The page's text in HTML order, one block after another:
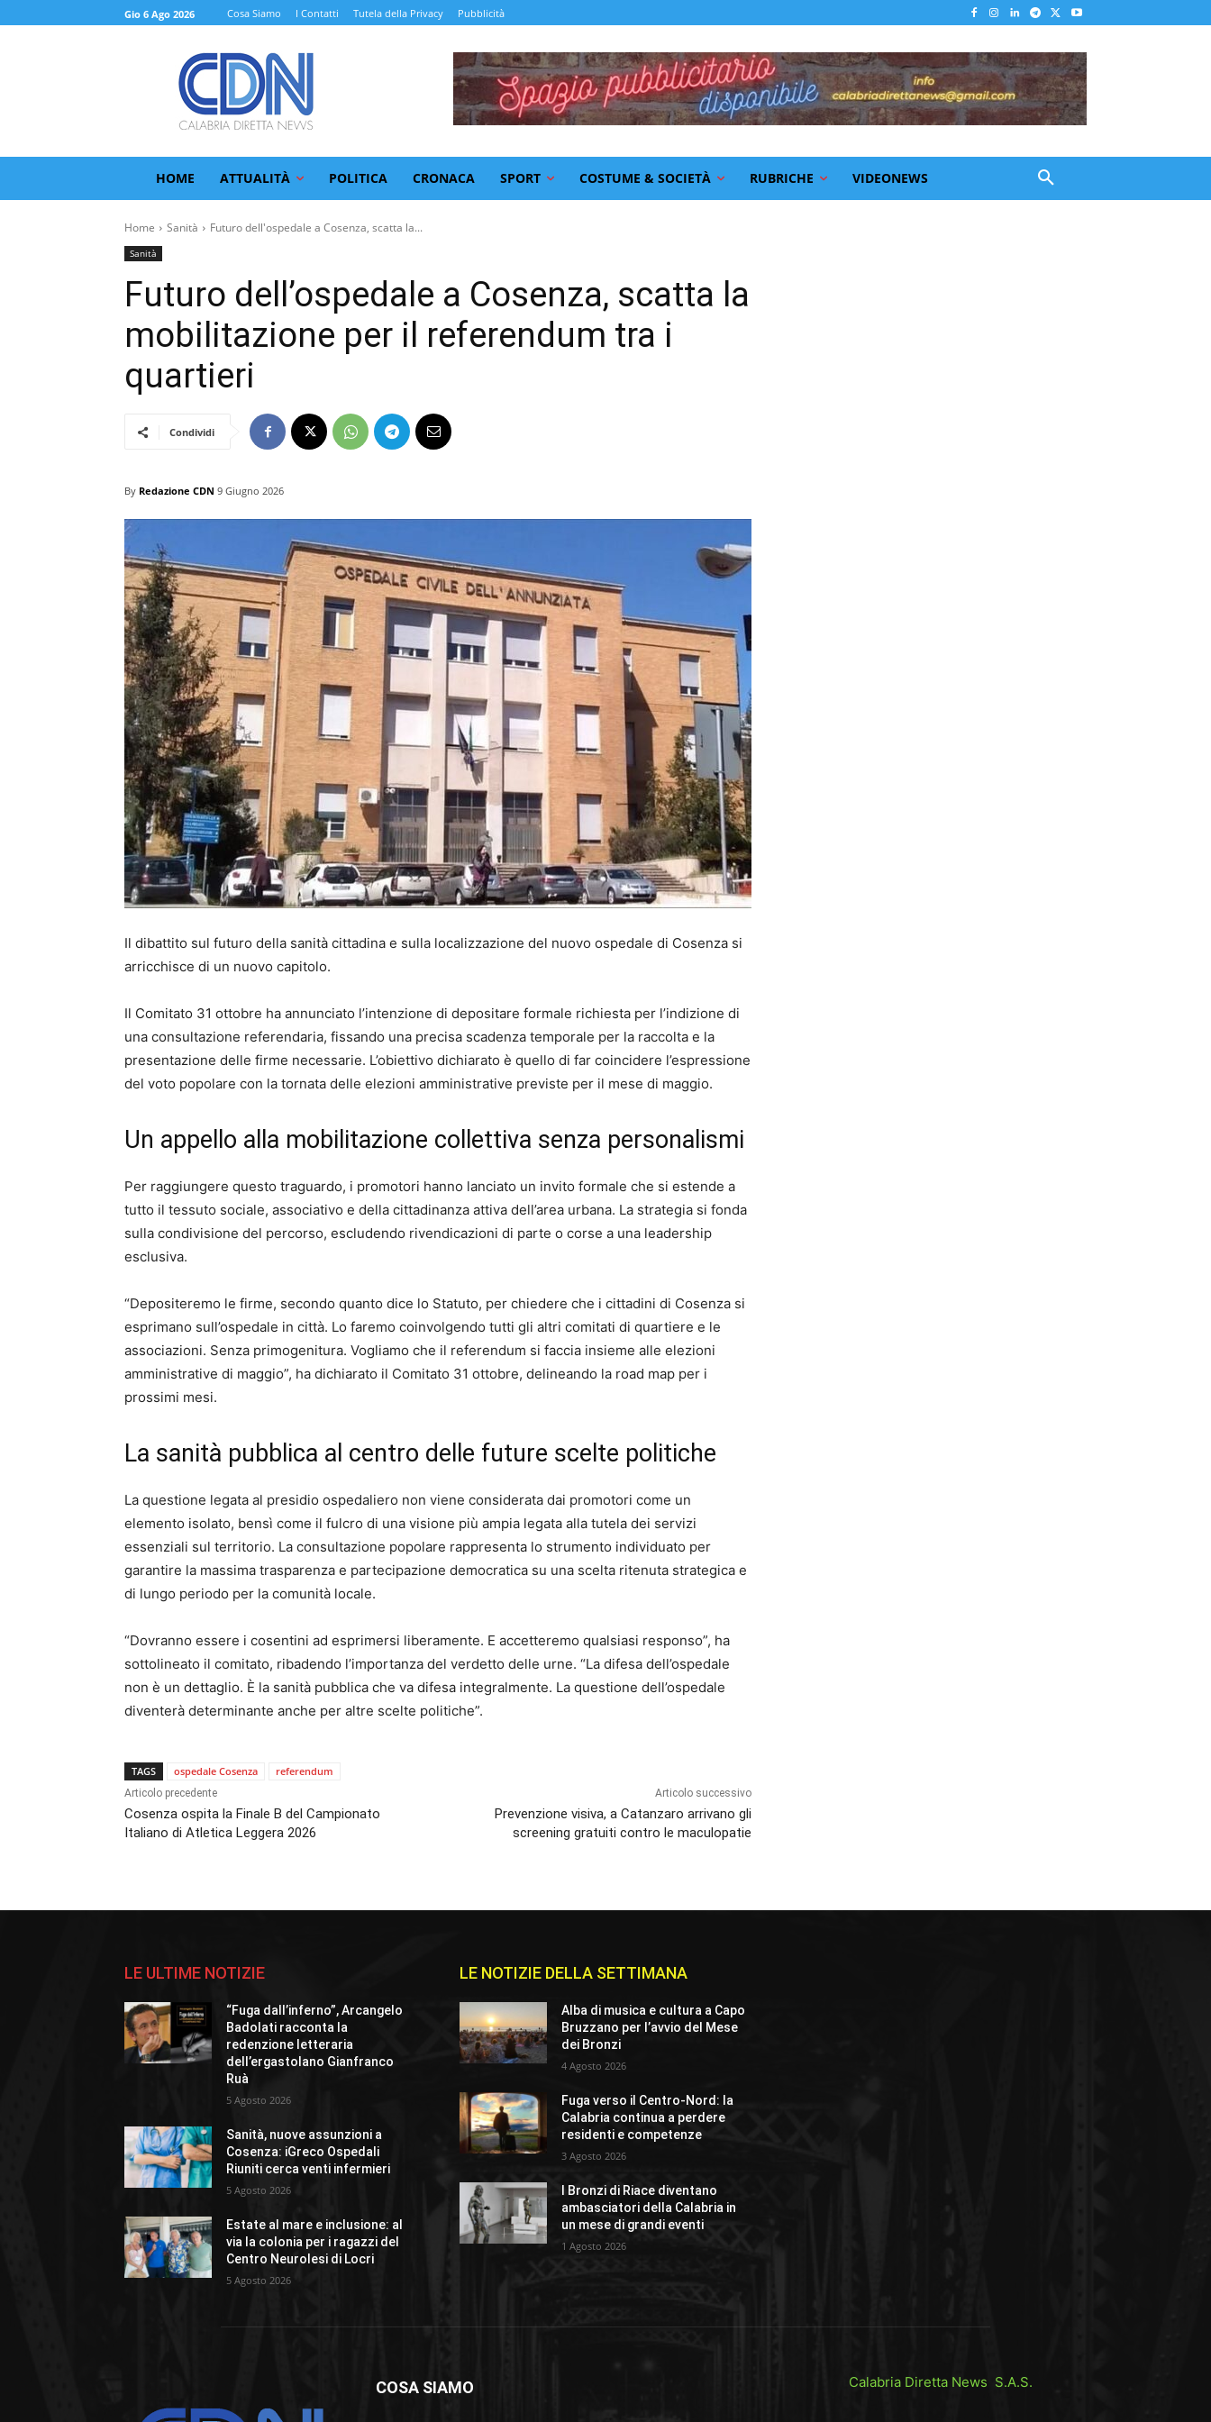
Gio 6 Ago 2026 Cosa Siamo I Contatti Tutela della Privacy Pubblicità
HOME ATTUALITÀ POLITICA CRONACA SPORT COSTUME & SOCIETÀ RUBRICHE VIDEONEWS
Home Sanità Futuro dell'ospedale a Cosenza, scatta la...
Sanità
Futuro dell’ospedale a Cosenza, scatta la
mobilitazione per il referendum tra i
quartieri
Condividi
By Redazione CDN 9 Giugno 2026
Il dibattito sul futuro della sanità cittadina e sulla localizzazione del nuovo ospedale di Cosenza si
arricchisce di un nuovo capitolo.
Il Comitato 31 ottobre ha annunciato l’intenzione di depositare formale richiesta per l’indizione di
una consultazione referendaria, fissando una precisa scadenza temporale per la raccolta e la
presentazione delle firme necessarie. L’obiettivo dichiarato è quello di far coincidere l’espressione
del voto popolare con la tornata delle elezioni amministrative previste per il mese di maggio.
Un appello alla mobilitazione collettiva senza personalismi
Per raggiungere questo traguardo, i promotori hanno lanciato un invito formale che si estende a
tutto il tessuto sociale, associativo e della cittadinanza attiva dell’area urbana. La strategia si fonda
sulla condivisione del percorso, escludendo rivendicazioni di parte o corse a una leadership
esclusiva.
“Depositeremo le firme, secondo quanto dice lo Statuto, per chiedere che i cittadini di Cosenza si
esprimano sull’ospedale in città. Lo faremo coinvolgendo tutti gli altri comitati di quartiere e le
associazioni. Senza primogenitura. Vogliamo che il referendum si faccia insieme alle elezioni
amministrative di maggio”, ha dichiarato il Comitato 31 ottobre, delineando la road map per i
prossimi mesi.
La sanità pubblica al centro delle future scelte politiche
La questione legata al presidio ospedaliero non viene considerata dai promotori come un
elemento isolato, bensì come il fulcro di una visione più ampia legata alla tutela dei servizi
essenziali sul territorio. La consultazione popolare rappresenta lo strumento individuato per
garantire la massima trasparenza e partecipazione democratica su una scelta ritenuta strategica e
di lungo periodo per la comunità locale.
“Dovranno essere i cosentini ad esprimersi liberamente. E accetteremo qualsiasi responso”, ha
sottolineato il comitato, ribadendo l’importanza del verdetto delle urne. “La difesa dell’ospedale
non è un dettaglio. È la sanità pubblica che va difesa integralmente. La questione dell’ospedale
diventerà determinante anche per altre scelte politiche”.
TAGS ospedale Cosenza referendum
Articolo precedente
Cosenza ospita la Finale B del Campionato
Italiano di Atletica Leggera 2026
Articolo successivo
Prevenzione visiva, a Catanzaro arrivano gli
screening gratuiti contro le maculopatie
LE ULTIME NOTIZIE
“Fuga dall’inferno”, Arcangelo
Badolati racconta la
redenzione letteraria
dell’ergastolano Gianfranco
Ruà
5 Agosto 2026
Sanità, nuove assunzioni a
Cosenza: iGreco Ospedali
Riuniti cerca venti infermieri
5 Agosto 2026
Estate al mare e inclusione: al
via la colonia per i ragazzi del
Centro Neurolesi di Locri
5 Agosto 2026
LE NOTIZIE DELLA SETTIMANA
Alba di musica e cultura a Capo
Bruzzano per l’avvio del Mese
dei Bronzi
4 Agosto 2026
Fuga verso il Centro-Nord: la
Calabria continua a perdere
residenti e competenze
3 Agosto 2026
I Bronzi di Riace diventano
ambasciatori della Calabria in
un mese di grandi eventi
1 Agosto 2026
COSA SIAMO Calabria Diretta News S.A.S.